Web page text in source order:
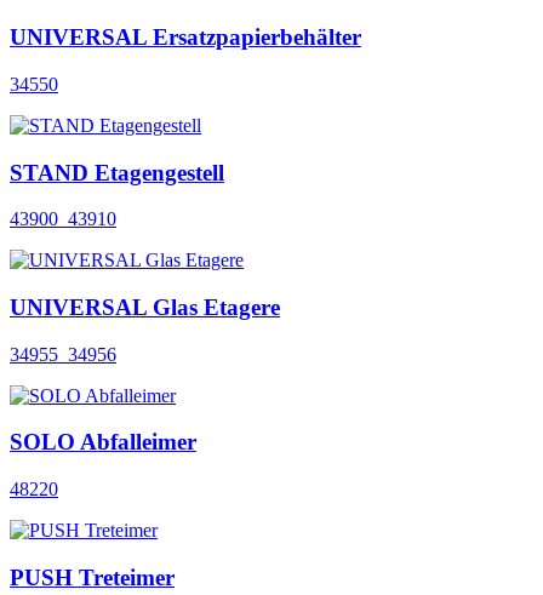
UNIVERSAL Ersatzpapierbehälter
34550
STAND Etagengestell
43900_43910
UNIVERSAL Glas Etagere
34955_34956
SOLO Abfalleimer
48220
PUSH Treteimer